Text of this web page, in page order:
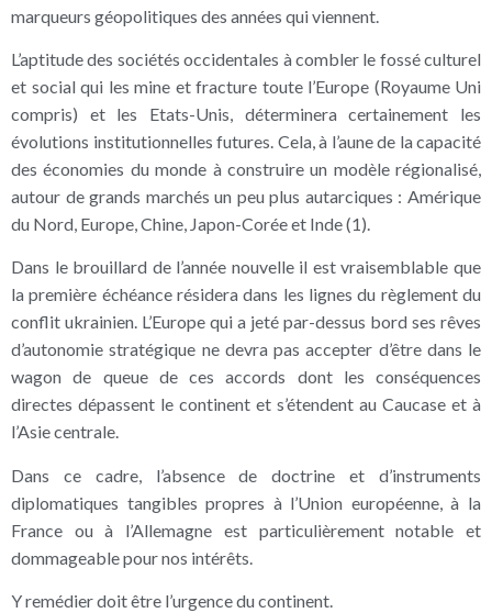
marqueurs géopolitiques des années qui viennent.
L’aptitude des sociétés occidentales à combler le fossé culturel
et social qui les mine et fracture toute l’Europe (Royaume Uni
compris) et les Etats-Unis, déterminera certainement les
évolutions institutionnelles futures. Cela, à l’aune de la capacité
des économies du monde à construire un modèle régionalisé,
autour de grands marchés un peu plus autarciques : Amérique
du Nord, Europe, Chine, Japon-Corée et Inde (1).
Dans le brouillard de l’année nouvelle il est vraisemblable que
la première échéance résidera dans les lignes du règlement du
conflit ukrainien. L’Europe qui a jeté par-dessus bord ses rêves
d’autonomie stratégique ne devra pas accepter d’être dans le
wagon de queue de ces accords dont les conséquences
directes dépassent le continent et s’étendent au Caucase et à
l’Asie centrale.
Dans ce cadre, l’absence de doctrine et d’instruments
diplomatiques tangibles propres à l’Union européenne, à la
France ou à l’Allemagne est particulièrement notable et
dommageable pour nos intérêts.
Y remédier doit être l’urgence du continent.